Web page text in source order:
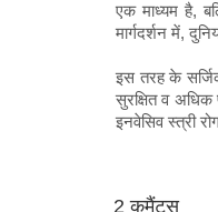
एक माध्यम है,
मार्गदर्शन में,
इस तरह के
सुरक्षित व अधिक
इनवेसिव स्त्री
2 कमैंट्स